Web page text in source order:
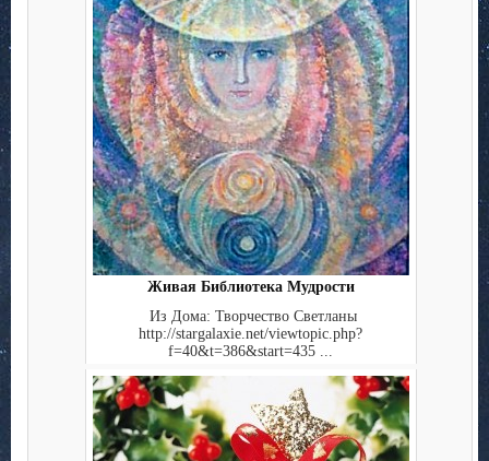
Живая Библиотека Мудрости
Из Дома: Творчество Светланы
http://stargalaxie.net/viewtopic.php?
f=40&t=386&start=435 ...